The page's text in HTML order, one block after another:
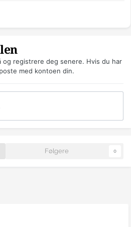
og registrere deg senere. Hvis du har
med kontoen din.
Følgere 0